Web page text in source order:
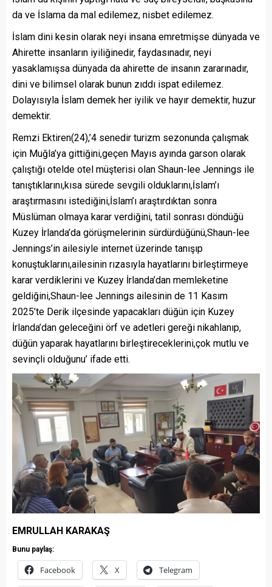
da ve İslama da mal edilemez, nisbet edilemez.
İslam dini kesin olarak neyi insana emretmişse dünyada ve
Ahirette insanların iyiliğinedir, faydasınadır, neyi
yasaklamışsa dünyada da ahirette de insanın zararınadır,
dini ve bilimsel olarak bunun zıddı ispat edilemez.
Dolayısıyla İslam demek her iyilik ve hayır demektir, huzur
demektir.
Remzi Ektiren(24),’4 senedir turizm sezonunda çalışmak
için Muğla’ya gittiğini,geçen Mayıs ayında garson olarak
çalıştığı otelde otel müşterisi olan Shaun-lee Jennings ile
tanıştıklarını,kısa sürede sevgili olduklarını,İslam’ı
araştırmasını istediğini,İslam’ı araştırdıktan sonra
Müslüman olmaya karar verdiğini, tatil sonrası döndüğü
Kuzey İrlanda’da görüşmelerinin sürdürdüğünü,Shaun-lee
Jennings’in ailesiyle internet üzerinde tanışıp
konuştuklarını,ailesinin rızasıyla hayatlarını birleştirmeye
karar verdiklerini ve Kuzey İrlanda’dan memleketine
geldiğini,Shaun-lee Jennings ailesinin de 11 Kasım
2025’te Derik ilçesinde yapacakları düğün için Kuzey
İrlanda’dan geleceğini örf ve adetleri gereği nikahlanıp,
düğün yaparak hayatlarını birleştireceklerini,çok mutlu ve
sevinçli olduğunu’ ifade etti.
EMRULLAH KARAKAŞ
Bunu paylaş:
Facebook X Telegram